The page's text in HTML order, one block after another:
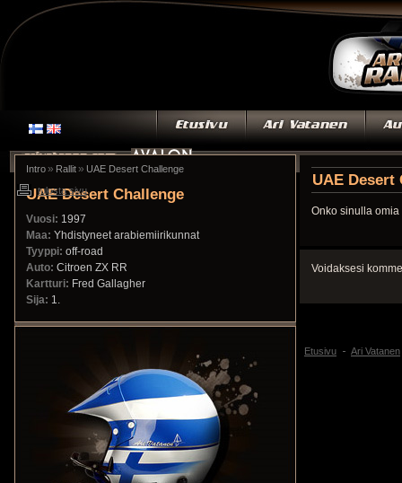
Intro » Rallit » UAE Desert Challenge
UAE Desert Challenge
Vuosi: 1997
Maa: Yhdistyneet arabiemiirikunnat
Tyyppi: off-road
Auto: Citroen ZX RR
Kartturi: Fred Gallagher
Sija: 1.
UAE Desert
Onko sinulla
Voidaksesi
tulosta sivu
Etusivu Ari Vatanen